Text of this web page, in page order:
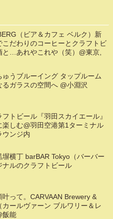
（ビア＆カフェ ベルク）新
こだわりのコーヒーとクラフトビ
と…あれやこれや（笑）@東京,
ゅうブルーイング タップルーム
るガラスの空間へ @小淵沢
トビール『羽田スカイエール』
楽しむ@羽田空港第1ターミナル
ウンジ内
塀横丁 barBAR Tokyo（バーバー
ナルのクラフトビール
叶って。CARVAAN Brewery &
ールヴァーン ブルワリー＆レ
飯能